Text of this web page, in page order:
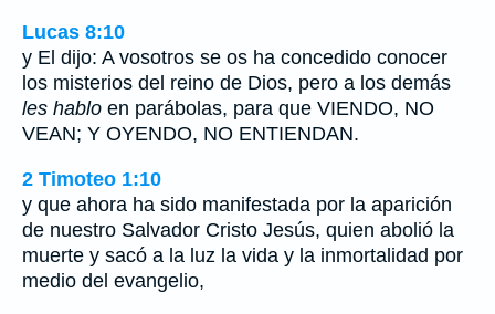
Lucas 8:10
y El dijo: A vosotros se os ha concedido conocer
los misterios del reino de Dios, pero a los demás
les hablo en parábolas, para que VIENDO, NO
VEAN; Y OYENDO, NO ENTIENDAN.
2 Timoteo 1:10
y que ahora ha sido manifestada por la aparición
de nuestro Salvador Cristo Jesús, quien abolió la
muerte y sacó a la luz la vida y la inmortalidad por
medio del evangelio,